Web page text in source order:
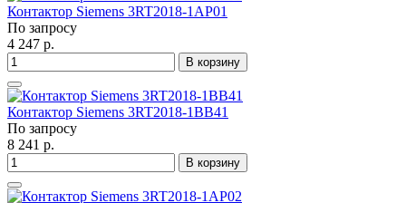
Контактор Siemens 3RT2018-1AP01
По запросу
4 247 р.
В корзину
Контактор Siemens 3RT2018-1BB41
По запросу
8 241 р.
В корзину